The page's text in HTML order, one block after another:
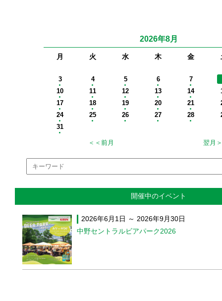
2026年8月
月 火 水 木 金
開催中のイベント
2026年6月1日 ～ 2026年9月30日
中野セントラルビアパーク2026